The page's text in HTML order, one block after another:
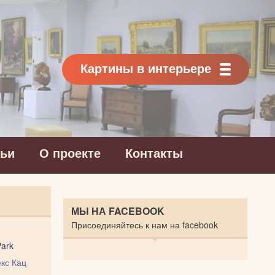
Картины в интерьере
О проекте Контакты
Кац
МЫ НА FACEBOOK
Присоединяйтесь к нам на facebook